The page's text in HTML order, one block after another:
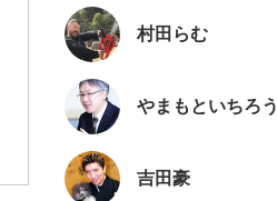
村田らむ
やまもといちろう
吉田豪